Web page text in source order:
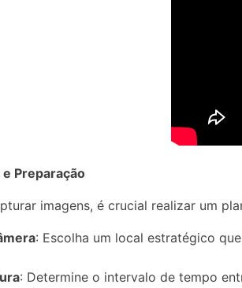
e Preparação
imagens, é crucial realizar um
: Escolha um local estratégico
: Determine o intervalo de tempo